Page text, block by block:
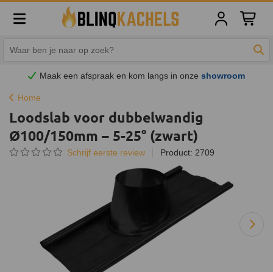
Maak een afspraak en kom langs in onzeshowroom
Home
Loodslab voor dubbelwandig
Ø100/150mm – 5-25° (zwart)
Schrijf eerste review Product: 2709